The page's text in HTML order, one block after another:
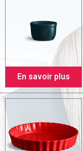
En savoir plus